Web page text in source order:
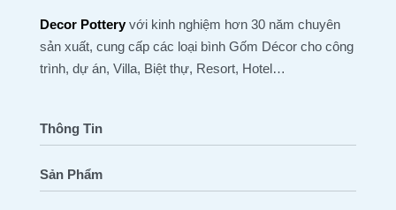
Decor Potteryvới kinh nghiệm hơn 30 năm chuyên
sản xuất, cung cấp các loại bình Gốm Décor cho công
trình, dự án, Villa, Biệt thự, Resort, Hotel…
Thông Tin
Trang Chủ
Sản Phẩm